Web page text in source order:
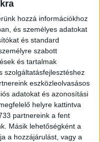
hozzá információkhoz
és személyes adatokat
és standard
szabott
és tartalmak
szolgáltatásfejlesztéshez
eszközleolvasásos
adatokat és azonosítási
helyre kattintva
partnereink a fent
Másik lehetőségként a
a hozzájárulást, vagy a
a hatodik hely volt,
ehhez viszont nagyon
– mondta el az edző.
a versenyeinket, a
elosztani egyenlően a
NB I/B-s szereplésünk a
helyen végeztünk.
az egész szezon során